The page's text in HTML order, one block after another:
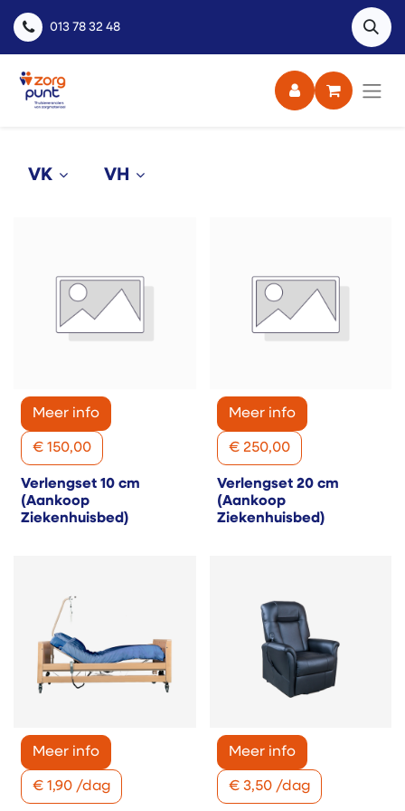
013 78 32 48
VK VH
Meer info
€ 150,00
Verlengset 10 cm
(Aankoop
Ziekenhuisbed)
Meer info
€ 250,00
Verlengset 20 cm
(Aankoop
Ziekenhuisbed)
Meer info
€ 1,90 /dag
Meer info
€ 3,50 /dag